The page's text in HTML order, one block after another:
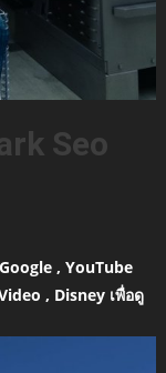
Seo
, YouTube
, Disney เพื่อดู